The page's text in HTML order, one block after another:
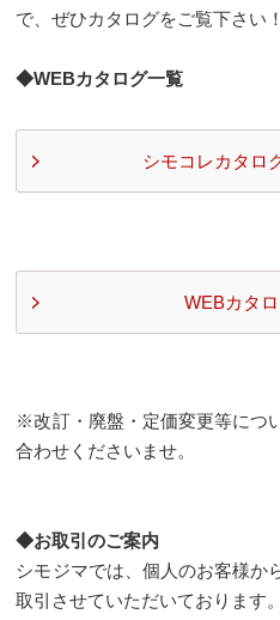
で、ぜひカタログをご覧下さい！
◆WEBカタログ一覧
シモコレカタロ
WEBカタロ
※改訂・廃盤・定価変更等につ
合わせくださいませ。
◆お取引のご案内
シモジマでは、個人のお客様か
取引させていただいております。